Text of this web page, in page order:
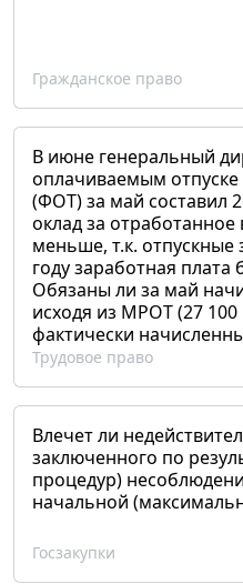
Гражданское право
В июне генеральный
оплачиваемым
(ФОТ) за май составил
оклад за
меньше, т.к. отпускные
году заработная
Обязаны ли за май
исходя из МРОТ (27
фактически
Трудовое право
Влечет ли
заключенного по
процедур)
начальной
Госзакупки